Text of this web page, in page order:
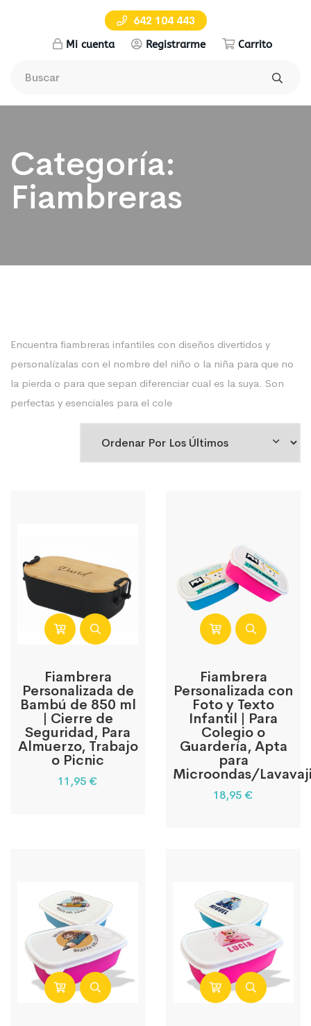
642 104 443
Mi cuenta Registrarme Carrito
Categoría:
Fiambreras
Encuentra fiambreras infantiles con diseños divertidos y
personalízalas con el nombre del niño o la niña para que no
la pierda o para que sepan diferenciar cual es la suya. Son
perfectas y esenciales para el cole
Fiambrera
Personalizada de
Bambú de 850 ml
| Cierre de
Seguridad, Para
Almuerzo, Trabajo
o Picnic
11,95 €
Fiambrera
Personalizada con
Foto y Texto
Infantil | Para
Colegio o
Guardería, Apta
para
Microondas/
18,95 €